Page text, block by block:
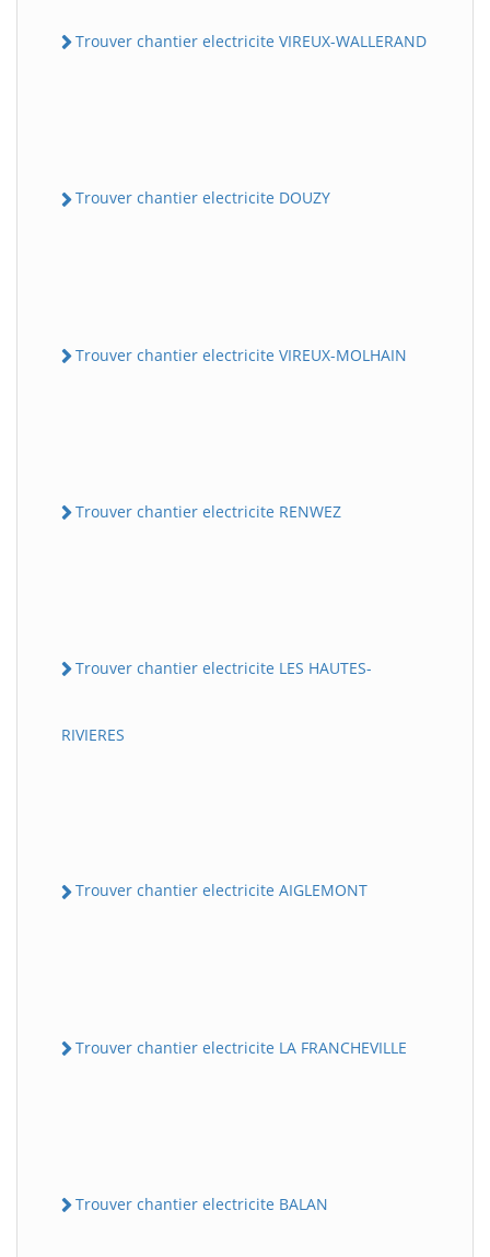
Trouver chantier electricite VIREUX-WALLERAND
Trouver chantier electricite DOUZY
Trouver chantier electricite VIREUX-MOLHAIN
Trouver chantier electricite RENWEZ
Trouver chantier electricite LES HAUTES-
RIVIERES
Trouver chantier electricite AIGLEMONT
Trouver chantier electricite LA FRANCHEVILLE
Trouver chantier electricite BALAN